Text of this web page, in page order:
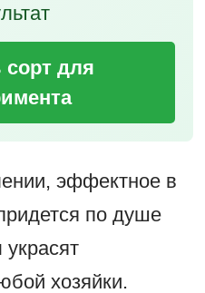
для
эффектное в
по душе
хозяйки.